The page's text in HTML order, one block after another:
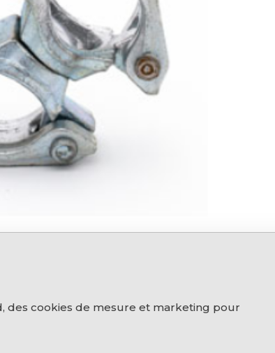
des cookies de mesure et marketing pour